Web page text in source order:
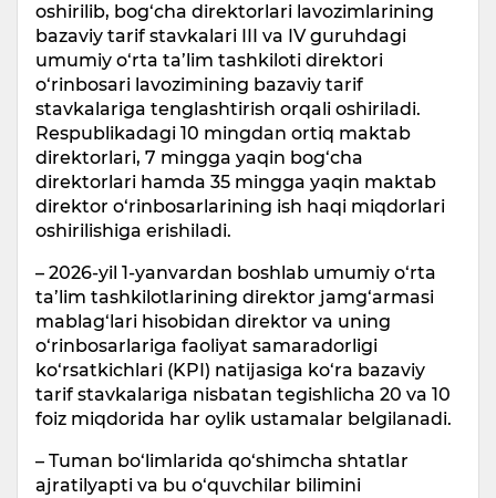
oshirilib, bog‘cha direktorlari lavozimlarining
bazaviy tarif stavkalari III va IV guruhdagi
umumiy o‘rta ta’lim tashkiloti direktori
o‘rinbosari lavozimining bazaviy tarif
stavkalariga tenglashtirish orqali oshiriladi.
Respublikadagi 10 mingdan ortiq maktab
direktorlari, 7 mingga yaqin bog‘cha
direktorlari hamda 35 mingga yaqin maktab
direktor o‘rinbosarlarining ish haqi miqdorlari
oshirilishiga erishiladi.
– 2026-yil 1-yanvardan boshlab umumiy o‘rta
ta’lim tashkilotlarining direktor jamg‘armasi
mablag‘lari hisobidan direktor va uning
o‘rinbosarlariga faoliyat samaradorligi
ko‘rsatkichlari (KPI) natijasiga ko‘ra bazaviy
tarif stavkalariga nisbatan tegishlicha 20 va 10
foiz miqdorida har oylik ustamalar belgilanadi.
– Tuman bo‘limlarida qo‘shimcha shtatlar
ajratilyapti va bu o‘quvchilar bilimini